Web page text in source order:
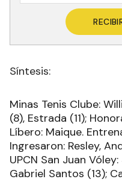
Síntesis:
Minas Tenis Clube:
(8), Estrada (11);
Líbero: Maique.
Ingresaron: Resley,
UPCN San Juan
Gabriel Santos (13);